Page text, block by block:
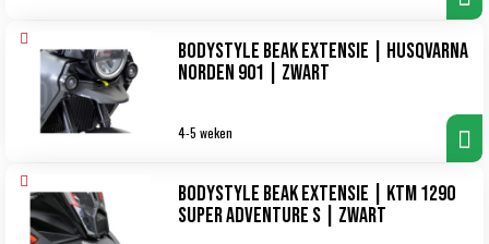
Bodystyle Beak Extensie | Husqvarna
Norden 901 | zwart
4-5 weken
Bodystyle Beak Extensie | KTM 1290
Super Adventure S | zwart